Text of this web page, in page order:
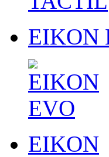
EIKON
EIKON